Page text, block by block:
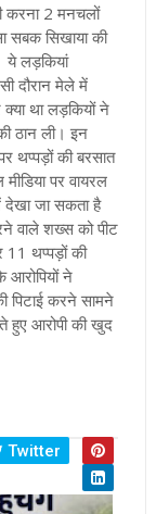
करना 2 मनचलों
सबक सिखाया की
ये लड़कियां
दौरान मेले में
था लड़कियों ने
ठान ली। इन
थप्पड़ों की बरसात
पर वायरल
देखा जा सकता है
वाले शख्स को पीट
11 थप्पड़ों की
आरोपियों ने
पिटाई करने सामने
हुए आरोपी की खुद
Twitter